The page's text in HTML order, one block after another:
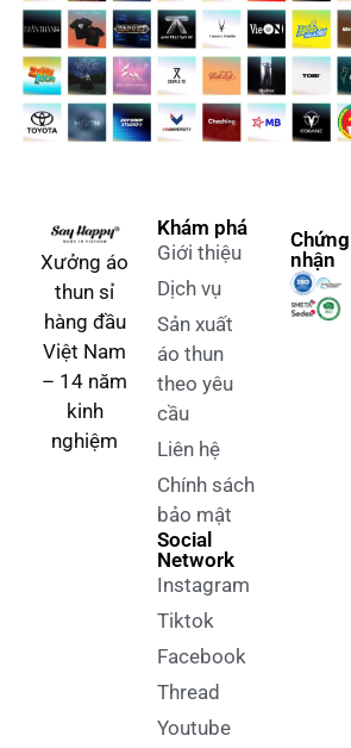
Xưởng áo
thun sỉ
hàng đầu
Việt Nam
– 14 năm
kinh
nghiệm
Khám phá
Giới thiệu
Dịch vụ
Sản xuất
áo thun
theo yêu
cầu
Liên hệ
Chính sách
bảo mật
Social
Network
Instagram
Tiktok
Facebook
Thread
Youtube
Chứng
nhận